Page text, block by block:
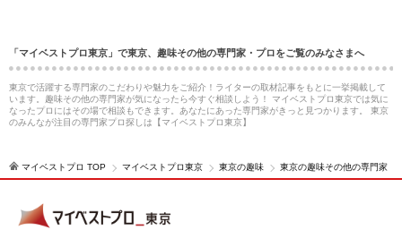
「マイベストプロ東京」で東京、趣味その他の専門家・プロをご覧のみなさまへ
東京で活躍する専門家のこだわりや魅力をご紹介！ライターの取材記事をもとに一挙掲載して
います。趣味その他の専門家が気になったら今すぐ相談しよう！ マイベストプロ東京では気に
なったプロにはその場で相談もできます。あなたにあった専門家がきっと見つかります。 東京
のみんなが注目の専門家プロ探しは【マイベストプロ東京】
マイベストプロ TOP マイベストプロ東京 東京の趣味 東京の趣味その他の専門家